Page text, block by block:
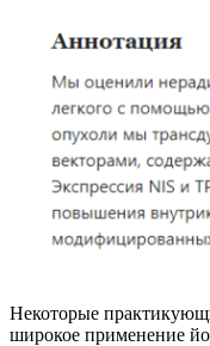
Некоторые
широкое применение